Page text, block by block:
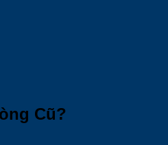
Cũ?